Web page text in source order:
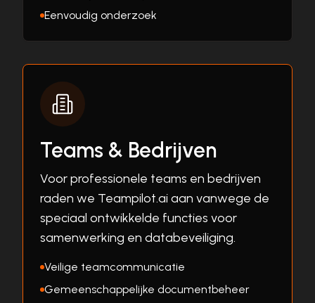
Eenvoudig onderzoek
Teams & Bedrijven
Voor professionele teams en bedrijven
raden we Teampilot.ai aan vanwege de
speciaal ontwikkelde functies voor
samenwerking en databeveiliging.
Veilige teamcommunicatie
Gemeenschappelijke documentbeheer